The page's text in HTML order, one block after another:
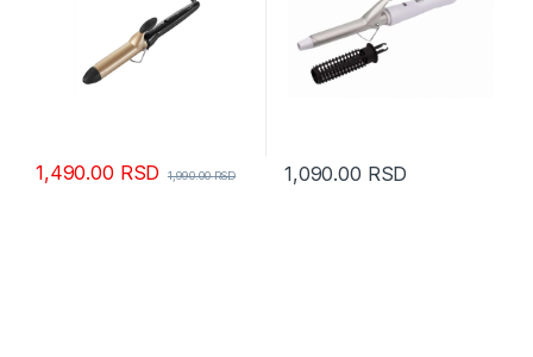
1,490.00 RSD 1,990.00RSD 1,090.00 RSD